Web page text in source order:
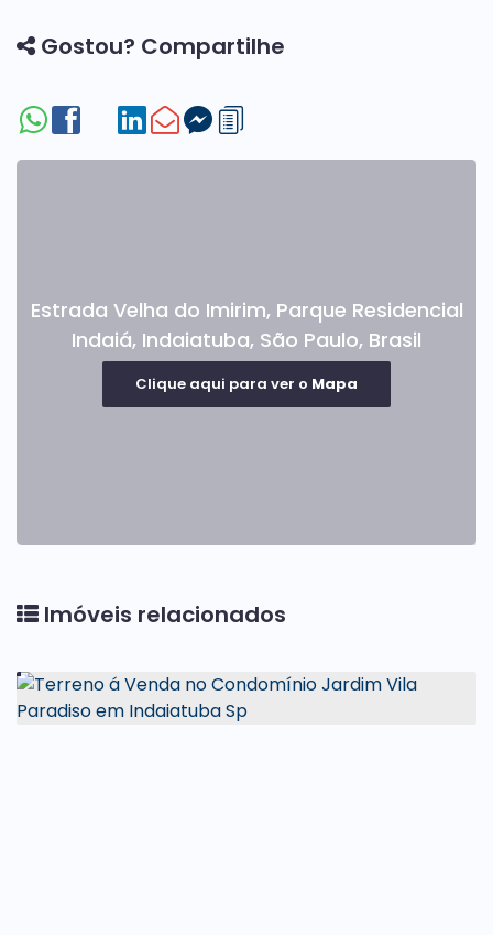
Gostou? Compartilhe
Estrada Velha do Imirim, Parque Residencial
Indaiá, Indaiatuba, São Paulo, Brasil
Clique aqui para ver o Mapa
Imóveis relacionados